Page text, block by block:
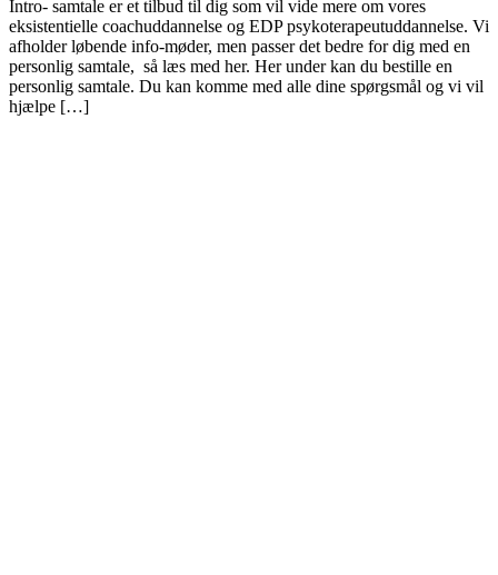
Intro- samtale er et tilbud til dig som vil vide mere om vores
eksistentielle coachuddannelse og EDP psykoterapeutuddannelse. Vi
afholder løbende info-møder, men passer det bedre for dig med en
personlig samtale, så læs med her. Her under kan du bestille en
personlig samtale. Du kan komme med alle dine spørgsmål og vi vil
hjælpe […]